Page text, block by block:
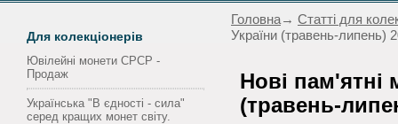
Для колекціонерів
Ювілейні монети СРСР -
Продаж
Українська "В єдності - сила"
серед кращих монет світу.
Головна→ Статті для
України (травень-липень)
Нові пам'ятні
(травень-